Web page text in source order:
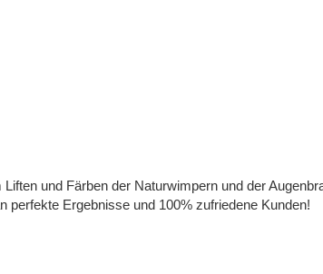
und Färben der Naturwimpern und der
perfekte Ergebnisse und 100% zufriedene Kunden!